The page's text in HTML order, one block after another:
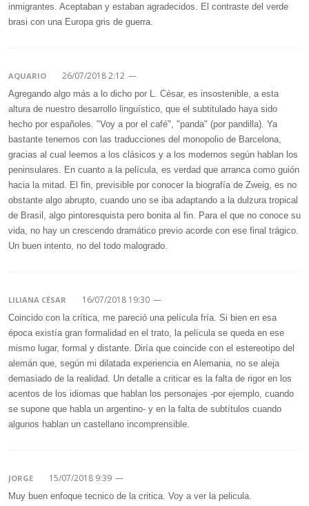
inmigrantes. Aceptaban y estaban agradecidos. El contraste del verde
brasi con una Europa gris de guerra.
AQUARIO 26/07/2018 2:12 —
Agregando algo más a lo dicho por L. César, es insostenible, a esta
altura de nuestro desarrollo linguístico, que el subtitulado haya sido
hecho por españoles. "Voy a por el café", "panda" (por pandilla). Ya
bastante tenemos con las traducciones del monopolio de Barcelona,
gracias al cual leemos a los clásicos y a los modernos según hablan los
peninsulares. En cuanto a la película, es verdad que arranca como guión
hacia la mitad. El fin, previsible por conocer la biografía de Zweig, es no
obstante algo abrupto, cuando uno se iba adaptando a la dulzura tropical
de Brasil, algo pintoresquista pero bonita al fin. Para el que no conoce su
vida, no hay un crescendo dramático previo acorde con ese final trágico.
Un buen intento, no del todo malogrado.
LILIANA CÉSAR 16/07/2018 19:30 —
Coincido con la crítica, me pareció una película fría. Si bien en esa
época existía gran formalidad en el trato, la película se queda en ese
mismo lugar, formal y distante. Diría que coincide con el estereotipo del
alemán que, según mi dilatada experiencia en Alemania, no se aleja
demasiado de la realidad. Un detalle a criticar es la falta de rigor en los
acentos de los idiomas que hablan los personajes -por ejemplo, cuando
se supone que habla un argentino- y en la falta de subtítulos cuando
algunos hablan un castellano incomprensible.
JORGE 15/07/2018 9:39 —
Muy buen enfoque tecnico de la critica. Voy a ver la pelicula.